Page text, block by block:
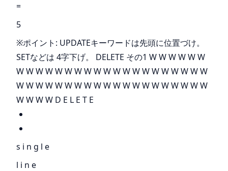
=
5
※ポイント: UPDATEキーワードは先頭に位置づけ。
SETなどは 4字下げ。 DELETE その1 W W W W W W
W W W W W W W W W W W W W W W W W W W W
W W W W W W W W W W W W W W W W W W W W
W W W W D E L E T E
s i n g l e
l i n e